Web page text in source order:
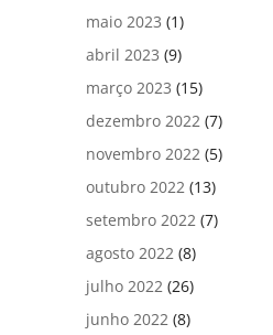
maio 2023 (1)
abril 2023 (9)
março 2023 (15)
dezembro 2022 (7)
novembro 2022 (5)
outubro 2022 (13)
setembro 2022 (7)
agosto 2022 (8)
julho 2022 (26)
junho 2022 (8)